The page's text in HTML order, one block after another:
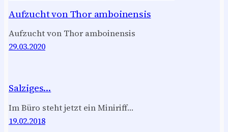
Aufzucht von Thor amboinensis
Aufzucht von Thor amboinensis
29.03.2020
Salziges…
Im Büro steht jetzt ein Miniriff…
19.02.2018